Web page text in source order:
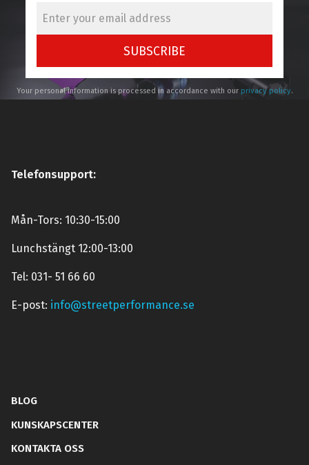
SUBSCRIBE
Your personal information is processed in accordance with our privacy policy.
Telefonsupport:
Mån-Tors: 10:30-15:00
Lunchstängt 12:00-13:00
Tel: 031- 51 66 60
E-post: info@streetperformance.se
BLOG
KUNSKAPSCENTER
KONTAKTA OSS